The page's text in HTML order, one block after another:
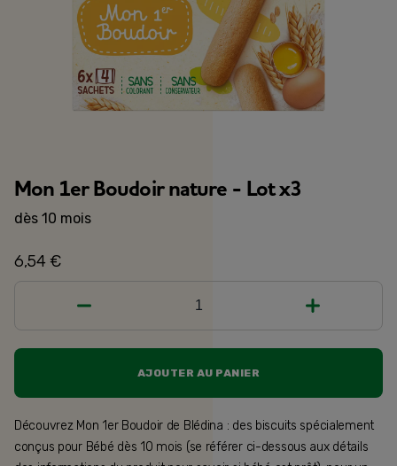
Mon 1er Boudoir nature - Lot x3
dès 10 mois
6,54 €
1
AJOUTER AU PANIER
Découvrez Mon 1er Boudoir de Blédina : des biscuits spécialement
conçus pour Bébé dès 10 mois (se référer ci-dessous aux détails